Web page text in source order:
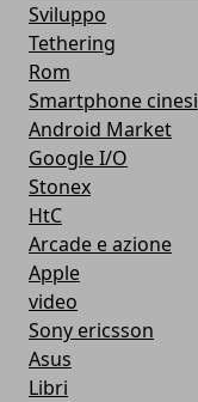
Sviluppo
Tethering
Rom
Smartphone cinesi
Android Market
Google I/O
Stonex
HtC
Arcade e azione
Apple
video
Sony ericsson
Asus
Libri